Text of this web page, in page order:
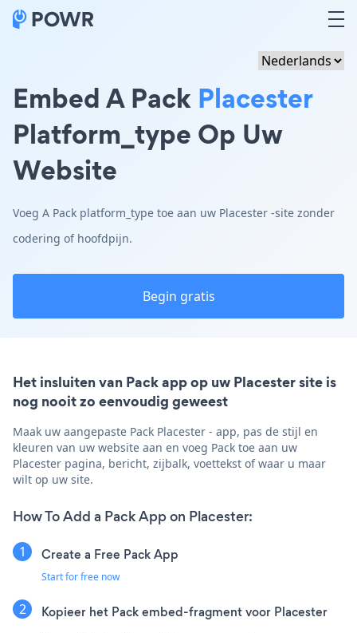
Embed A Pack Placester
Platform_type Op Uw
Website
Voeg A Pack platform_type toe aan uw Placester -site zonder
codering of hoofdpijn.
Begin gratis
Het insluiten van Pack app op uw Placester site is
nog nooit zo eenvoudig geweest
Maak uw aangepaste Pack Placester - app, pas de stijl en
kleuren van uw website aan en voeg Pack toe aan uw
Placester pagina, bericht, zijbalk, voettekst of waar u maar
wilt op uw site.
How To Add a Pack App on Placester:
Create a Free Pack App
Start for free now
Kopieer het Pack embed-fragment voor Placester